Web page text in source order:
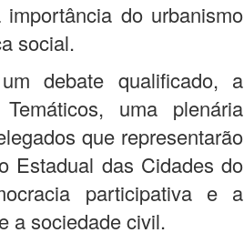
do urbanismo
social.
debate qualificado, a
uma plenária
que representarão
Estadual das Cidades do
participativa e a
a sociedade civil.